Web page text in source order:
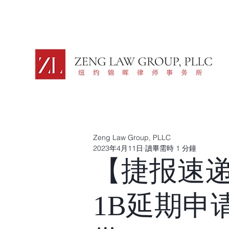
【捷报速
1B延期申
Zeng Law Group, PLLC
2023年4月11日 讀畢需時 1 分鐘